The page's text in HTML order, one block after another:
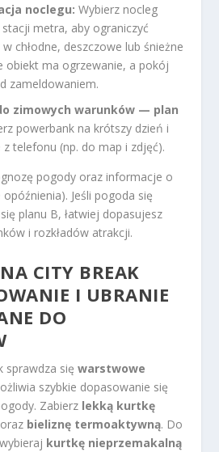
noclegu: Wybierz nocleg
metra, aby ograniczyć
chłodne, deszczowe lub śnieżne
obiekt ma ogrzewanie, a pokój
zameldowaniem.
zimowych warunków — plan
powerbank na krótszy dzień i
telefonu (np. do map i zdjęć).
pogody oraz informacje o
Jeśli pogoda się
planu B, łatwiej dopasujesz
i rozkładów atrakcji.
CITY BREAK
I UBRANIE
DO
sprawdza sięwarstwowe
szybkie dopasowanie się
Zabierz lekką kurtkę
oraz bieliznę termoaktywną. Do
kurtkę nieprzemakalną